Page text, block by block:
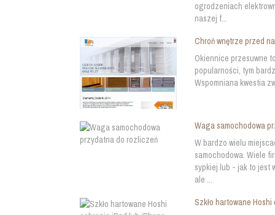
ogrodzeniach
naszej f...
Chroń wnętrze przed
Okiennice przesuwne
popularności, tym
Wspomniana kwestia
Waga samochodowa
W bardzo wielu
samochodowa. Wiele
sypkiej lub - jak to jest
ale ...
Szkło hartowane